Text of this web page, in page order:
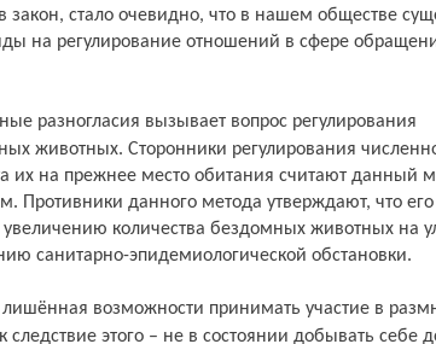
закон, стало очевидно, что в нашем обществе
на регулирование отношений в сфере
животных. Сторонники регулирования
их на прежнее место обитания считают данный
Противники данного метода утверждают, что его
количества бездомных животных на
санитарно-эпидемиологической обстановки.
следствие этого – не в состоянии добывать себе